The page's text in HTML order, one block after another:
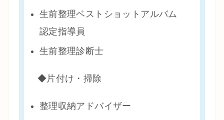
生前整理ベストショットアルバム
認定指導員
生前整理診断士
◆片付け・掃除
整理収納アドバイザー